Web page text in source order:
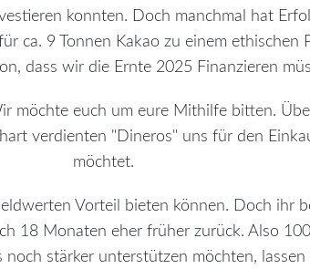
konnten. Doch manchmal hat
ca. 9 Tonnen Kakao zu einem ethischen
dass wir die Ernte 2025 Finanzieren
möchte euch um eure Mithilfe bitten.
verdienten "Dineros" uns für den
möchtet.
Vorteil bieten können. Doch ihr
18 Monaten eher früher zurück. Also
noch stärker unterstützen möchten,